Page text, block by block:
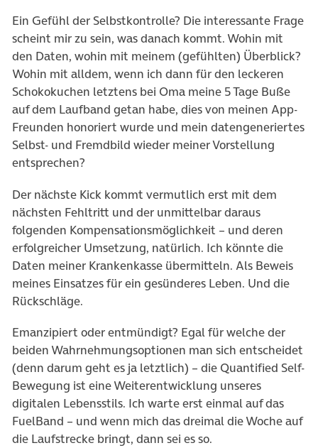
Ein Gefühl der Selbstkontrolle? Die interessante Frage
scheint mir zu sein, was danach kommt. Wohin mit
den Daten, wohin mit meinem (gefühlten) Überblick?
Wohin mit alldem, wenn ich dann für den leckeren
Schokokuchen letztens bei Oma meine 5 Tage Buße
auf dem Laufband getan habe, dies von meinen App-
Freunden honoriert wurde und mein datengeneriertes
Selbst- und Fremdbild wieder meiner Vorstellung
entsprechen?
Der nächste Kick kommt vermutlich erst mit dem
nächsten Fehltritt und der unmittelbar daraus
folgenden Kompensationsmöglichkeit – und deren
erfolgreicher Umsetzung, natürlich. Ich könnte die
Daten meiner Krankenkasse übermitteln. Als Beweis
meines Einsatzes für ein gesünderes Leben. Und die
Rückschläge.
Emanzipiert oder entmündigt? Egal für welche der
beiden Wahrnehmungsoptionen man sich entscheidet
(denn darum geht es ja letztlich) – die Quantified Self-
Bewegung ist eine Weiterentwicklung unseres
digitalen Lebensstils. Ich warte erst einmal auf das
FuelBand – und wenn mich das dreimal die Woche auf
die Laufstrecke bringt, dann sei es so.